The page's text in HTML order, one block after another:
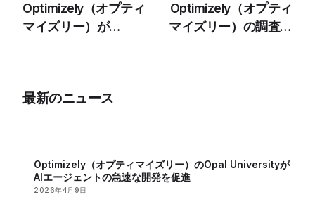
Optimizely（オプティ
マイズリー）が
オーケストレーション
Optimizely（オプティ
マイズリー）の調査で
最新のニュース
Optimizely（オプティマイズリー）のOpal Universityが
AIエージェントの急速な開発を促進
2026年4月9日